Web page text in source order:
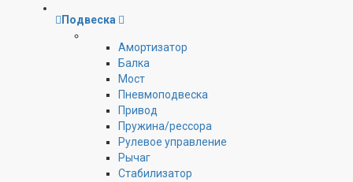
Подвеска
Амортизатор
Балка
Мост
Пневмоподвеска
Привод
Пружина/рессора
Рулевое управление
Рычаг
Стабилизатор